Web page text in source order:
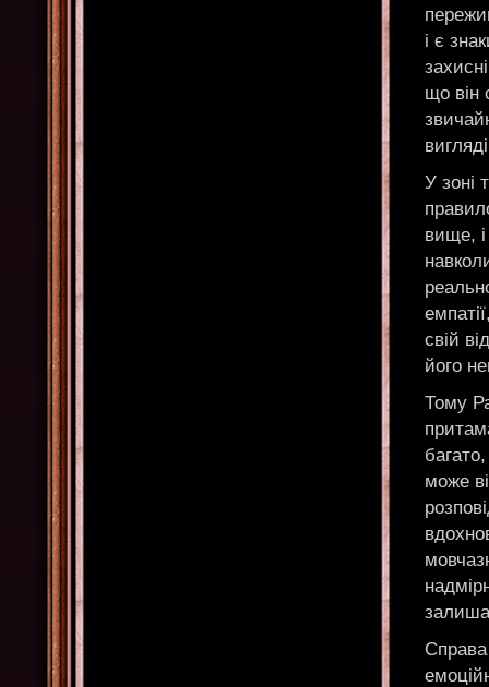
і є
що він
У зоні
вище,
свій
його
Тому
може